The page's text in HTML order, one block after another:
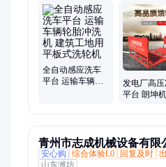
机、洗轮机、洗车机、风送式喷
器、微雾雾炮机、SX雾炮机、防
动球阀、矿用单轨吊、矿用过滤
缆托运车、DY90/20电缆单轨吊
能粉尘控制器、TDY100/14矿用单
全自动感应洗车
平台 运输车辆轮
发电厂高
平台 朗坤
青州市志成机械设备有限
安心购
综合体验L0 回复及时